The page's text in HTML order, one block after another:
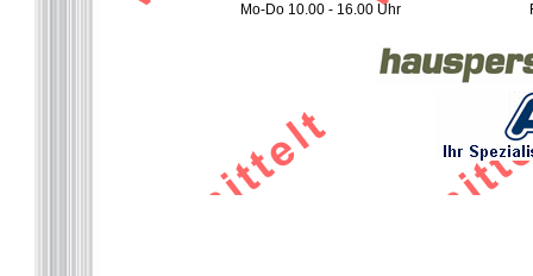
Mo-Do 10.00 - 16.00 Uhr